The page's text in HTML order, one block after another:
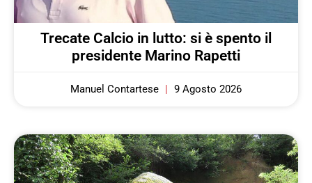
Trecate Calcio in lutto: si è spento il
presidente Marino Rapetti
Manuel Contartese 9 Agosto 2026